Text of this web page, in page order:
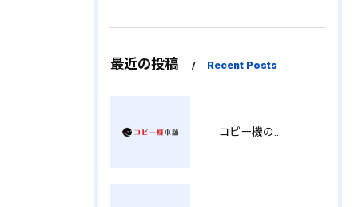
最近の投稿 Recent Posts
コピー機の製品情報を徹底比較導入コストから使い勝手まで解説